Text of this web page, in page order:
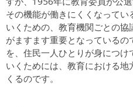
その機能が働きにくくなって
いくための、教育機関ごとの
がますます重要となっている
を、住民一人ひとりが身につ
いくためには、教育における
くるのです。